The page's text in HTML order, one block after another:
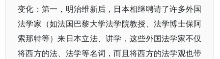
变化：第一，明治维新后，日本相继聘请了许多外国
法学家（如法国巴黎大学法学院教授、法学博士保阿
索那特等）来日本立法、讲学，这些外国法学家不仅
将西方的法、法学等名词，而且将西方的法学观也带